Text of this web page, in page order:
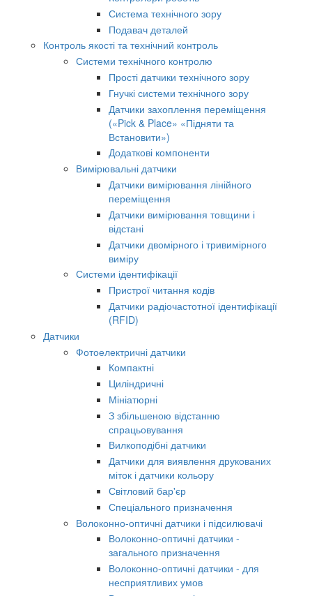
Система технічного зору
Подавач деталей
Контроль якості та технічний контроль
Системи технічного контролю
Прості датчики технічного зору
Гнучкі системи технічного зору
Датчики захоплення переміщення
(«Pick & Place» «Підняти та
Встановити»)
Додаткові компоненти
Вимірювальні датчики
Датчики вимірювання лінійного
переміщення
Датчики вимірювання товщини і
відстані
Датчики двомірного і тривимірного
виміру
Системи ідентифікації
Пристрої читання кодів
Датчики радіочастотної ідентифікації
(RFID)
Датчики
Фотоелектричні датчики
Компактні
Циліндричні
Мініатюрні
З збільшеною відстанню
спрацьовування
Вилкоподібні датчики
Датчики для виявлення друкованих
міток і датчики кольору
Світловий бар'єр
Спеціального призначення
Волоконно-оптичні датчики і підсилювачі
Волоконно-оптичні датчики -
загального призначення
Волоконно-оптичні датчики - для
несприятливих умов